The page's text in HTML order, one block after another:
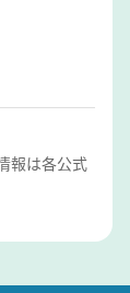
報は各公式